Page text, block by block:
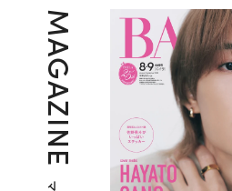
MAGAZINE